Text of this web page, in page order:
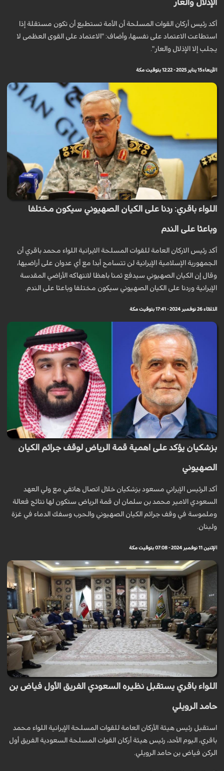
الإذلال والعار
أكد رئيس أركان القوات المسلحة أن الأمة تستطيع أن تكون مستقلة إذا
استطاعت الاعتماد على نفسها، وأضاف: "الاعتماد على القوى العظمى لا
يجلب إلا الإذلال والعار".
الأربعاء 15 يناير 2025 - 12:22 بتوقيت مكة
اللواء باقري: ردنا على الكيان الصهيوني سيكون مختلفا
وباعثا على الندم
أكد رئيس الاركان العامة للقوات المسلحة الايرانية اللواء محمد باقري أن
الجمهورية الإسلامية الإيرانية لن تتسامح أبدا مع أي عدوان على أراضيها،
وقال إن الكيان الصهيوني سيدفع ثمنا باهظا لانتهاكه الأراضي المقدسة
الإيرانية وردنا على الكيان الصهيوني سيكون مختلفا وباعثا على الندم.
الثلاثاء 26 نوفمبر 2024 - 17:41 بتوقيت مكة
بزشكيان يؤكد على اهمية قمة الرياض لوقف جرائم الكيان
الصهيوني
أكد الرئيس الإيراني مسعود بزشكيان خلال اتصال هاتفي مع ولي العهد
السعودي الامير محمد بن سلمان ان قمة الرياض ستكون لها نتائج فعالة
وملموسة في وقف جرائم الكيان الصهيوني والحرب وسفك الدماء في غزة
ولبنان.
الإثنين 11 نوفمبر 2024 - 07:08 بتوقيت مكة
اللواء باقري يستقبل نظيره السعودي الفريق الأول فياض بن
حامد الرويلي
استقبل رئيس هيئة الأركان العامة للقوات المسلحة الإيرانية اللواء محمد
باقري، اليوم الأحد، رئيس هيئة أركان القوات المسلحة السعودية الفريق أول
الركن فياض بن حامد الرويلي.